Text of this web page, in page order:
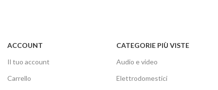
ACCOUNT
Il tuo account
Carrello
CATEGORIE PIÙ VISTE
Audio e video
Elettrodomestici